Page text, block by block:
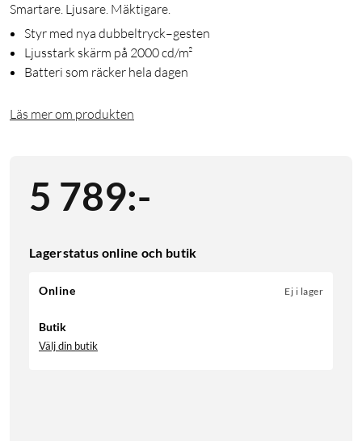
Smartare. Ljusare. Mäktigare.
Styr med nya dubbeltryck–gesten
Ljusstark skärm på 2000 cd/m²
Batteri som räcker hela dagen
Läs mer om produkten
5 789:-
Lagerstatus online och butik
Online Ej i lager
Butik
Välj din butik